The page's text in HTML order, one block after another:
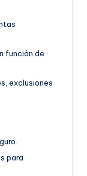
función de
exclusiones
para